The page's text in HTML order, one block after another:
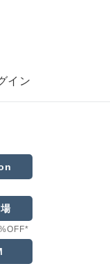
イン